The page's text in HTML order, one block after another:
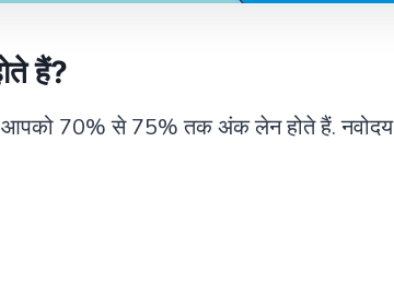
हैं?
आपको 70% से 75% तक अंक लेन होते हैं. नवोदय